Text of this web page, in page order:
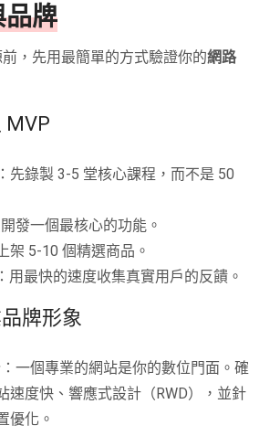
牌
，先用最簡單的方式驗證你的網路
MVP
：先錄製 3-5 堂核心課程，而不是 50
開發一個最核心的功能。
架 5-10 個精選商品。
用最快的速度收集真實用戶的反饋。
牌形象
：一個專業的網站是你的數位門面。確
速度快、響應式設計（RWD），並針
優化。